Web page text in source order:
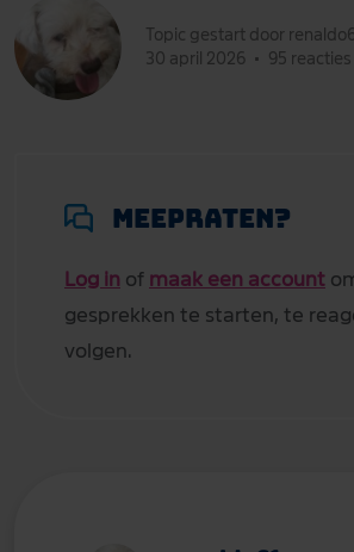
Topic gestart door
30 april 2026
• 95 reacties
Meepraten?
Log in of maak een account
gesprekken te starten, te
volgen.